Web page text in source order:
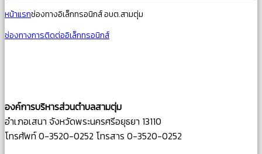
หน้าแรกช่องทางอิเล็กทรอนิกส์ อบต.สามตุ่ม
ช่องทางการติดต่ออิเล็กทรอนิกส์
องค์การบริหารส่วนตำบลสามตุ่ม
อำเภอเสนา จังหวัดพระนครศรีอยุธยา 13110
โทรศัพท์ 0-3520-0252 โทรสาร 0-3520-0252